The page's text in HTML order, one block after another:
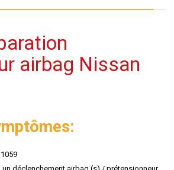
airbag Nissan